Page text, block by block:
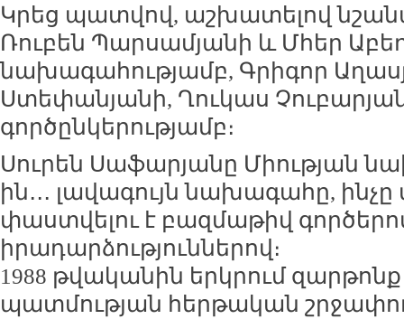
Կրեց պատվով, աշխատելով
Ռուբեն Պարսամյանի և Մհեր
նախագահությամբ, Գրիգոր
Ստեփանյանի, Ղուկաս
գործընկերությամբ։
Սուրեն Սաֆարյանը Միության
ին․․․ լավագույն նախագահը,
փաստվելու է բազմաթիվ
իրադարձություններով։
1988 թվականին երկրում զարթոնք
պատմության հերթական